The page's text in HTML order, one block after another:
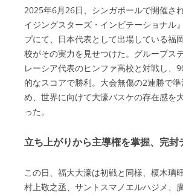
2025年6月26日、シンガポールで開催さ
イジングスターズ・インビテーショナル
プにて、日本代表として出場している福
校がその実力を見せつけた。グループス
レーシア代表のヒンファ高校と対戦し、
的なスコアで勝利。大会無傷の2連勝で
め、世界に向けて大濠バスケの存在感を
った。
立ち上がりから主導権を掌握、完封
この日、福大大濠は初戦と同様、榎木璃
村上敬之丞、サントスマノエルハジメ、